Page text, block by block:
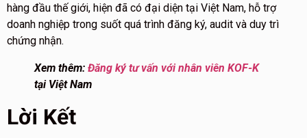
hàng đầu thế giới, hiện đã có đại diện tại Việt Nam, hỗ trợ
doanh nghiệp trong suốt quá trình đăng ký, audit và duy trì
chứng nhận.
Xem thêm: Đăng ký tư vấn với nhân viên KOF-K
tại Việt Nam
Lời Kết